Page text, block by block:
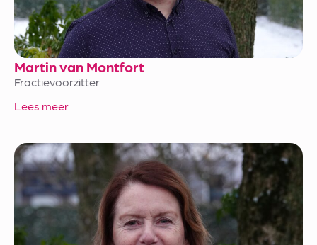
Martin van Montfort
Fractievoorzitter
Lees meer